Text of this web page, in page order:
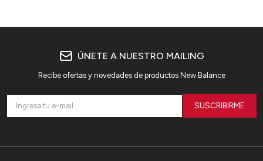
ÚNETE A NUESTRO MAILING
Recibe ofertas y novedades de productos New Balance
SUSCRIBIRME